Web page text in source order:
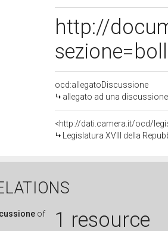
http://
ocd:allegatoDiscussione
allegato ad una discussione
<http://dati.camera.it/ocd/
Legislatura XVIII della
of 1 resource